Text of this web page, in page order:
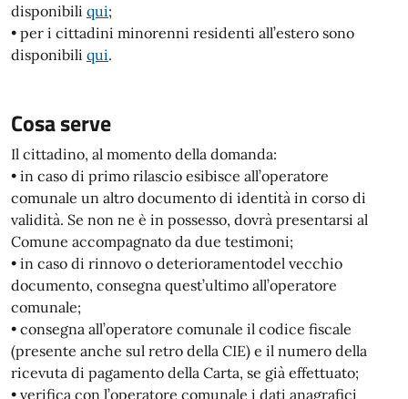
disponibili qui;
• per i cittadini minorenni residenti all’estero sono
disponibili qui.
Cosa serve
Il cittadino, al momento della domanda:
• in caso di primo rilascio esibisce all’operatore
comunale un altro documento di identità in corso di
validità. Se non ne è in possesso, dovrà presentarsi al
Comune accompagnato da due testimoni;
• in caso di rinnovo o deterioramentodel vecchio
documento, consegna quest’ultimo all’operatore
comunale;
• consegna all’operatore comunale il codice fiscale
(presente anche sul retro della CIE) e il numero della
ricevuta di pagamento della Carta, se già effettuato;
• verifica con l’operatore comunale i dati anagrafici